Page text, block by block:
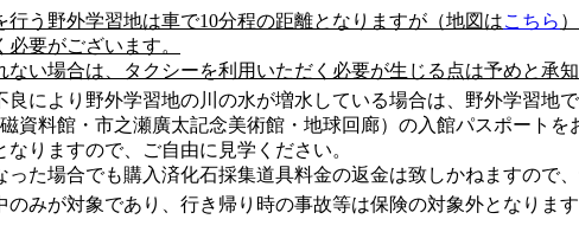
う野外学習地は車で10分程の距離となりますが（地図はこちら
要がございます。
い場合は、タクシーを利用いただく必要が生じる点は予めと承知
良により野外学習地の川の水が増水している場合は、野外学習地
資料館・市之瀬廣太記念美術館・地球回廊）の入館パスポート
りますので、ご自由に見学ください。
た場合でも購入済化石採集道具料金の返金は致しかねますので、
みが対象であり、行き帰り時の事故等は保険の対象外となります